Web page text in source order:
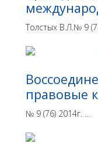
Толстых В.Л.№ 9
правовые
№ 9 (76) 2014г. ...